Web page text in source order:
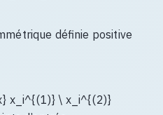
définie positive
x_i^{(1)} \ x_i^{(2)}